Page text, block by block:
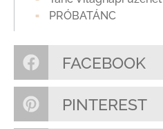
PRÓBATÁNC
FACEBOOK
PINTEREST